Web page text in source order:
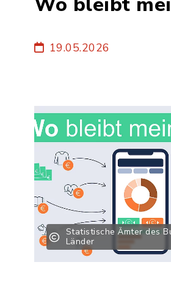
19.05.2026
Statistische Ämter des
Länder